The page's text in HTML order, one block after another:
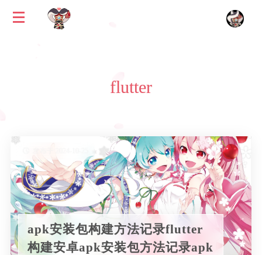
flutter
apk安装包构建方法记录flutter
构建安卓apk安装包方法记录apk